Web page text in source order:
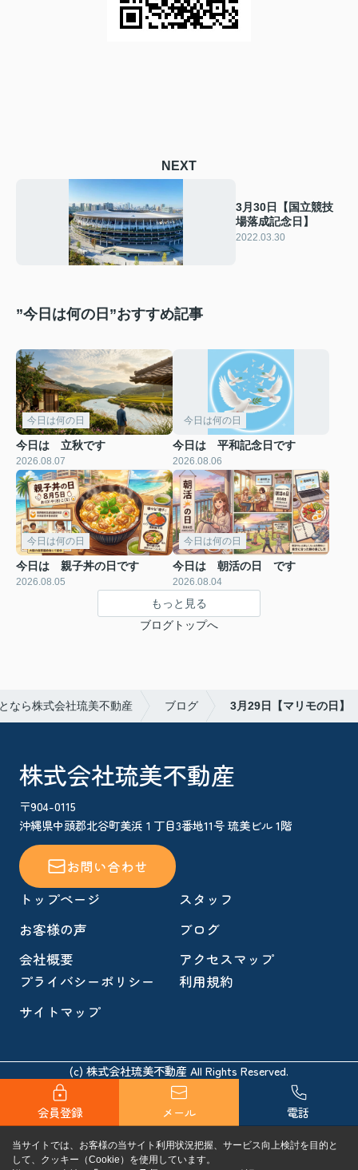
NEXT
3月30日【国立競技
場落成記念日】
2022.03.30
”今日は何の日”おすすめ記事
今日は何の日
今日は 立秋です
2026.08.07
今日は何の日
今日は 平和記念日です
2026.08.06
今日は何の日
今日は 親子丼の日です
2026.08.05
今日は何の日
今日は 朝活の日 です
2026.08.04
もっと見る
ブログトップへ
なら株式会社琉美不動産 ブログ 3月29日【マリモの日】
株式会社琉美不動産
〒904-0115
沖縄県中頭郡北谷町美浜１丁目3番地11号 琉美ビル 1階
お問い合わせ
トップページ
スタッフ
お客様の声
ブログ
会社概要
アクセスマップ
プライバシーポリシー
利用規約
サイトマップ
(c) 株式会社琉美不動産 All Rights Reserved.
会員登録 メール 電話
当サイトでは、お客様の当サイト利用状況把握、サービス向上検討を目的と
して、クッキー（Cookie）を使用しています。